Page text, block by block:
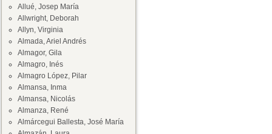
Allué, Josep María
Allwright, Deborah
Allyn, Virginia
Almada, Ariel Andrés
Almagor, Gila
Almagro, Inés
Almagro López, Pilar
Almansa, Inma
Almansa, Nicolás
Almanza, René
Almárcegui Ballesta, José María